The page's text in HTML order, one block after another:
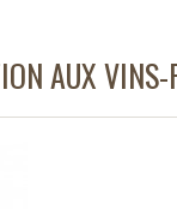
AUX VINS-